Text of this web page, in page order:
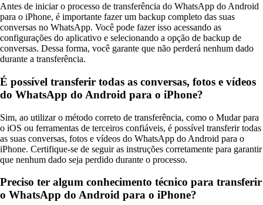
Antes de iniciar o processo de transferência do WhatsApp do Android
para o iPhone, é importante fazer um backup completo das suas
conversas no WhatsApp. Você pode fazer isso acessando as
configurações do aplicativo e selecionando a opção de backup de
conversas. Dessa forma, você garante que não perderá nenhum dado
durante a transferência.
É possível transferir todas as conversas, fotos e vídeos
do WhatsApp do Android para o iPhone?
Sim, ao utilizar o método correto de transferência, como o Mudar para
o iOS ou ferramentas de terceiros confiáveis, é possível transferir todas
as suas conversas, fotos e vídeos do WhatsApp do Android para o
iPhone. Certifique-se de seguir as instruções corretamente para garantir
que nenhum dado seja perdido durante o processo.
Preciso ter algum conhecimento técnico para transferir
o WhatsApp do Android para o iPhone?